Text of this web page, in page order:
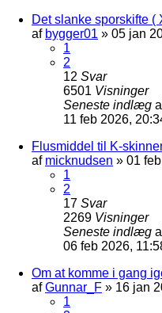
Det slanke sporskifte (
af bygger01 » 05 jan
1
2
12 Svar
6501 Visninger
Seneste indlæg
11 feb 2026,
Flusmiddel til K-
af micknudsen » 01
1
2
17 Svar
2269 Visninger
Seneste indlæg
06 feb 2026,
Om at komme i gang
afGunnar_F » 16 jan
1